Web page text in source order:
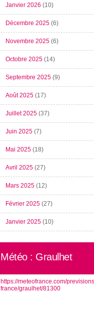
Janvier 2026 (10)
Décembre 2025 (6)
Novembre 2025 (6)
Octobre 2025 (14)
Septembre 2025 (9)
Août 2025 (17)
Juillet 2025 (37)
Juin 2025 (7)
Mai 2025 (18)
Avril 2025 (27)
Mars 2025 (12)
Février 2025 (27)
Janvier 2025 (10)
Météo : Graulhet
https://meteofrance.com/
france/graulhet/81300